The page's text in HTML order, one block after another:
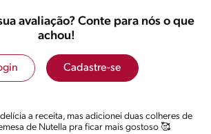
avaliação? Conte para nós o que
achou!
Cadastre-se
a receita, mas adicionei duas colheres de
de Nutella pra ficar mais gostoso 🥰